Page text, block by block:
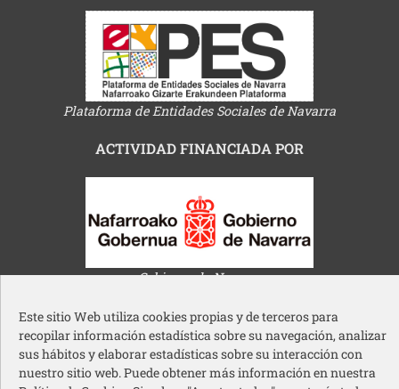
Este sitio Web utiliza cookies propias y de terceros para
recopilar información estadística sobre su navegación, analizar
sus hábitos y elaborar estadísticas sobre su interacción con
nuestro sitio web. Puede obtener más información en nuestra
Plataforma de Entidades Sociales de Navarra
ACTIVIDAD FINANCIADA POR
Gobierno de Navarra